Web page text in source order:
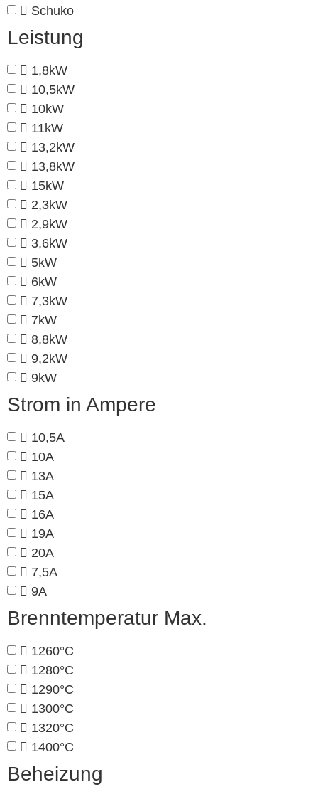
Schuko
Leistung
1,8kW
10,5kW
10kW
11kW
13,2kW
13,8kW
15kW
2,3kW
2,9kW
3,6kW
5kW
6kW
7,3kW
7kW
8,8kW
9,2kW
9kW
Strom in Ampere
10,5A
10A
13A
15A
16A
19A
20A
7,5A
9A
Brenntemperatur Max.
1260°C
1280°C
1290°C
1300°C
1320°C
1400°C
Beheizung